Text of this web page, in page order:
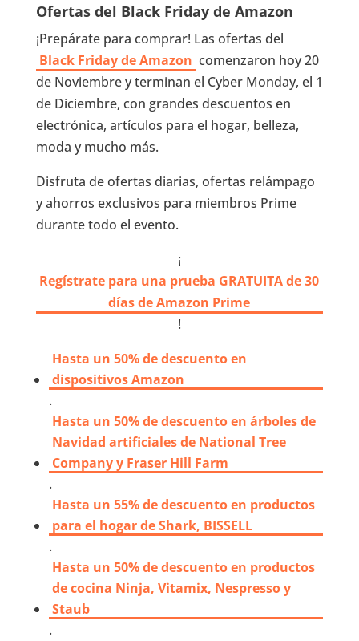
Ofertas del Black Friday de Amazon
¡Prepárate para comprar! Las ofertas del
Black Friday de Amazon comenzaron hoy 20
de Noviembre y terminan el Cyber ​​Monday, el 1
de Diciembre, con grandes descuentos en
electrónica, artículos para el hogar, belleza,
moda y mucho más.
Disfruta de ofertas diarias, ofertas relámpago
y ahorros exclusivos para miembros Prime
durante todo el evento.
¡
Regístrate para una prueba GRATUITA de 30
días de Amazon Prime
!
Hasta un 50% de descuento en
dispositivos Amazon
.
Hasta un 50% de descuento en árboles de
Navidad artificiales de National Tree
Company y Fraser Hill Farm
.
Hasta un 55% de descuento en productos
para el hogar de Shark, BISSELL
.
Hasta un 50% de descuento en productos
de cocina Ninja, Vitamix, Nespresso y
Staub
.